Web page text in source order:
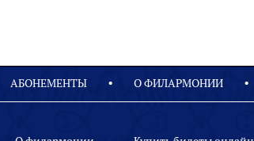
АБОНЕМЕНТЫ О ФИЛАРМОНИИ